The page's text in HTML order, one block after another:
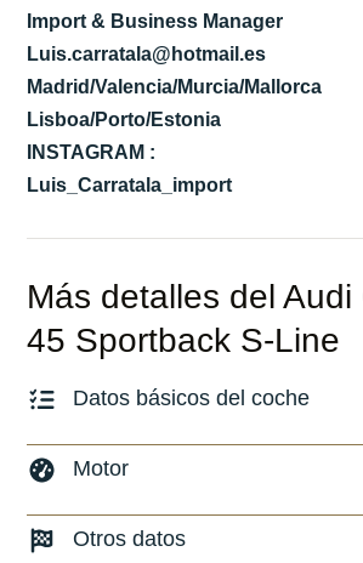
Import & Business Manager
Luis.carratala@hotmail.es
Madrid/Valencia/Murcia/Mallorca
Lisboa/Porto/Estonia
INSTAGRAM :
Luis_Carratala_import
Más detalles del Audi
45 Sportback S-Line
Datos básicos del coche
Marca y modelo:
Fecha de matriculación:
Motor
Combustible: Eléctrico
Otros datos